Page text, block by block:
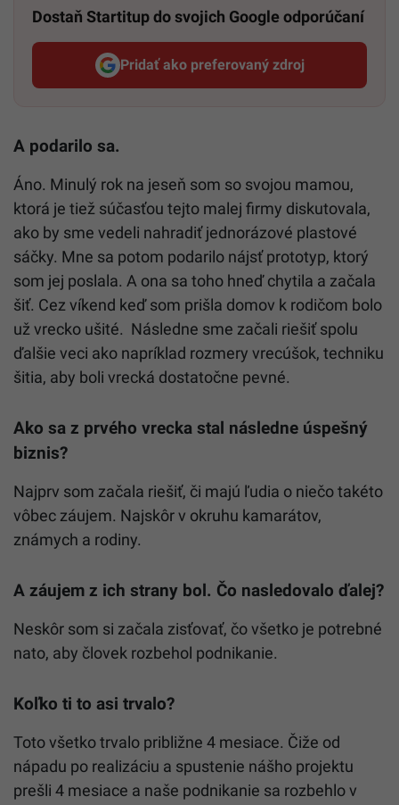
Dostaň Startitup do svojich Google odporúčaní
Pridať ako preferovaný zdroj
Startitup, odkaz sa otvorí v
A podarilo sa.
Áno. Minulý rok na jeseň som so svojou mamou,
ktorá je tiež súčasťou tejto malej firmy diskutovala,
ako by sme vedeli nahradiť jednorázové plastové
sáčky. Mne sa potom podarilo nájsť prototyp, ktorý
som jej poslala. A ona sa toho hneď chytila a začala
šiť. Cez víkend keď som prišla domov k rodičom bolo
už vrecko ušité. Následne sme začali riešiť spolu
ďalšie veci ako napríklad rozmery vrecúšok, techniku
šitia, aby boli vrecká dostatočne pevné.
Ako sa z prvého vrecka stal následne úspešný
biznis?
Najprv som začala riešiť, či majú ľudia o niečo takéto
vôbec záujem. Najskôr v okruhu kamarátov,
známych a rodiny.
A záujem z ich strany bol. Čo nasledovalo ďalej?
Neskôr som si začala zisťovať, čo všetko je potrebné
nato, aby človek rozbehol podnikanie.
Koľko ti to asi trvalo?
Toto všetko trvalo približne 4 mesiace. Čiže od
nápadu po realizáciu a spustenie nášho projektu
prešli 4 mesiace a naše podnikanie sa rozbehlo v